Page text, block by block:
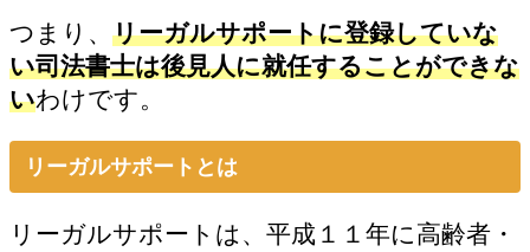
つまり、 リーガルサポートに登録していな
い司法書士は後見人に就任することができな
いわけです。
リーガルサポートとは
リーガルサポートは、平成１１年に高齢者・